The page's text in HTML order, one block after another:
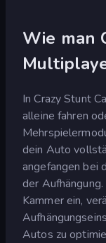
Wie man
In Crazy Stunt
alleine fahren
dein Auto
angefangen bei
der
Kammer ein,
Autos zu